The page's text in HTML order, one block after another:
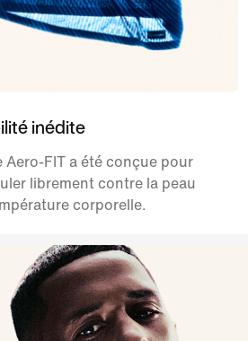
inédite
Aero-FIT a été conçue pour
librement contre la peau
corporelle.